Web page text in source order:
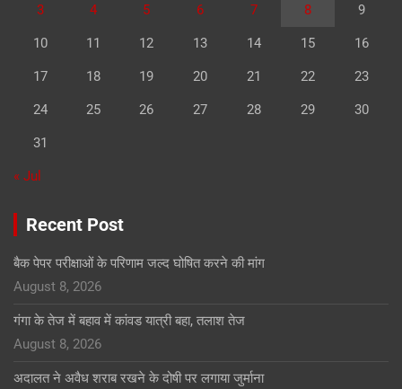
3 4 5 6 7 8 9
10 11 12 13 14 15 16
17 18 19 20 21 22 23
24 25 26 27 28 29 30
31
« Jul
Recent Post
बैक पेपर परीक्षाओं के परिणाम जल्द घोषित करने की मांग
August 8, 2026
गंगा के तेज में बहाव में कांवड यात्री बहा, तलाश तेज
August 8, 2026
अदालत ने अवैध शराब रखने के दोषी पर लगाया जुर्माना